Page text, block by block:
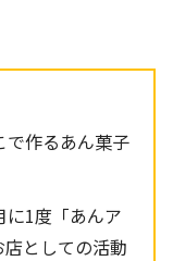
で作るあん菓子
に1度「あんア
としての活動